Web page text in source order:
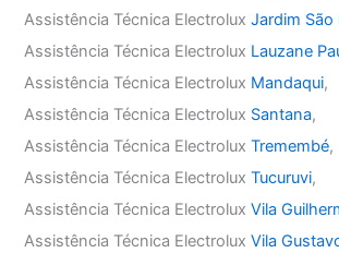
Assistência Técnica ElectroluxJardim São
Assistência Técnica Electrolux Lauzane
Assistência Técnica Electrolux Mandaqui,
Assistência Técnica Electrolux Santana,
Assistência Técnica ElectroluxTremembé,
Assistência Técnica ElectroluxTucuruvi,
Assistência Técnica ElectroluxVila
Assistência Técnica ElectroluxVila